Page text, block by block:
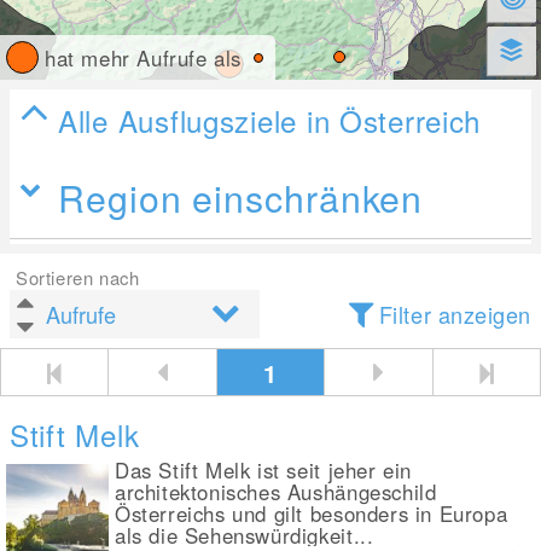
hat mehr Aufrufe als
Alle Ausflugsziele in Österreich
Region einschränken
Sortieren nach
Filter anzeigen
1
Stift Melk
Das Stift Melk ist seit jeher ein
architektonisches Aushängeschild
Österreichs und gilt besonders in Europa
als die Sehenswürdigkeit...